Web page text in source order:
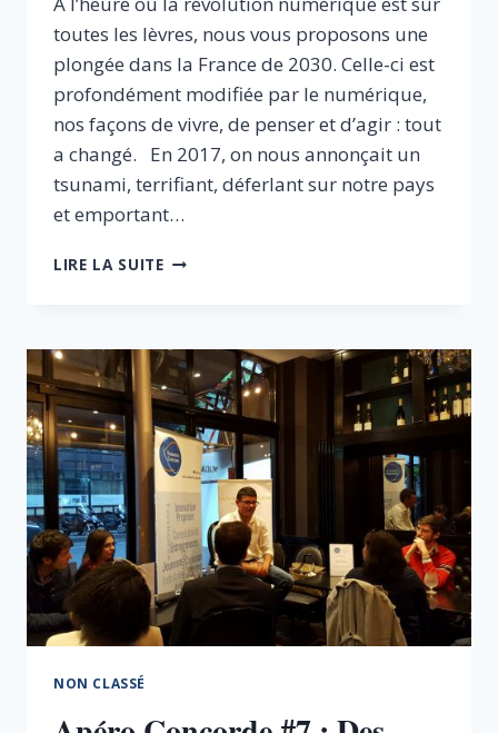
toutes les lèvres, nous vous proposons une
plongée dans la France de 2030. Celle-ci est
profondément modifiée par le numérique,
nos façons de vivre, de penser et d’agir : tout
a changé. En 2017, on nous annonçait un
tsunami, terrifiant, déferlant sur notre pays
et emportant…
LIRE LA SUITE2030
NUMÉRIQUE
EST
PASSÉE
PAR
LÀ
NON CLASSÉ